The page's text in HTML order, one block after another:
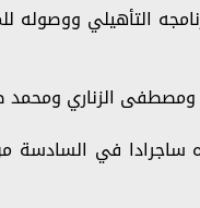
التأهيلي ووصوله
ومصطفى الزناري
ساجرادا في السادسة